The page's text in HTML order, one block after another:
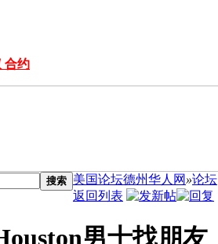
合约
搜索 美国论坛德州华人网 »论坛
返回列表
男士找朋友